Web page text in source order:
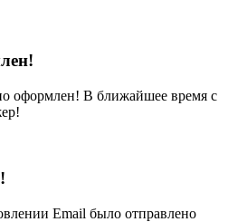
оформлен! В ближайшее время с
Email было отправлено